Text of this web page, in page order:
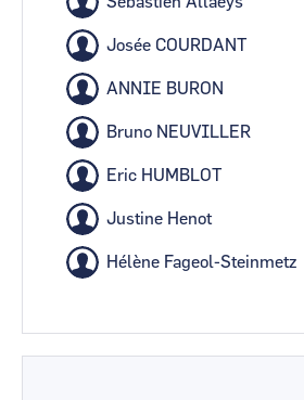
Josée COURDANT
ANNIE BURON
Bruno NEUVILLER
Eric HUMBLOT
Justine Henot
Hélène Fageol-Steinmetz